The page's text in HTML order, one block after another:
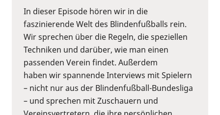
In dieser Episode hören wir in die
faszinierende Welt des Blindenfußballs rein.
Wir sprechen über die Regeln, die speziellen
Techniken und darüber, wie man einen
passenden Verein findet. Außerdem
haben wir spannende Interviews mit Spielern
– nicht nur aus der Blindenfußball-Bundesliga
– und sprechen mit Zuschauern und